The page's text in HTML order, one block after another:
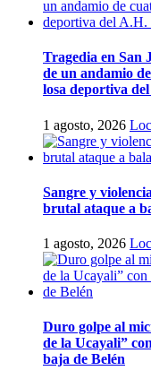
Tragedia en San
de un andamio
losa deportiva
1 agosto, 2026
Sangre y
brutal ataque a
1 agosto, 2026
Duro golpe al
de la Ucayali”
baja de Belén